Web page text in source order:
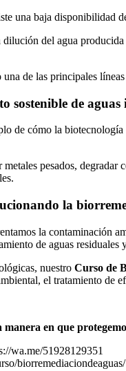
una baja disponibilidad
del agua
de las principales
sostenible de aguas
de cómo la
pesados,
la
la contaminación
de aguas residuales
nuestro Curso de
el tratamiento de
en que
wa.me/51928129351
biorremediaciondeaguas/